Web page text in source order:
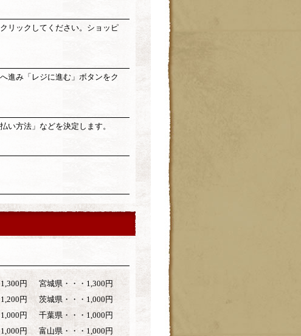
リックしてください。ショッピ
進み「レジに進む」ボタンをク
い方法」などを決定します。
円
宮城県・・・1,300円
円
茨城県・・・1,000円
円
千葉県・・・1,000円
円
富山県・・・1,000円